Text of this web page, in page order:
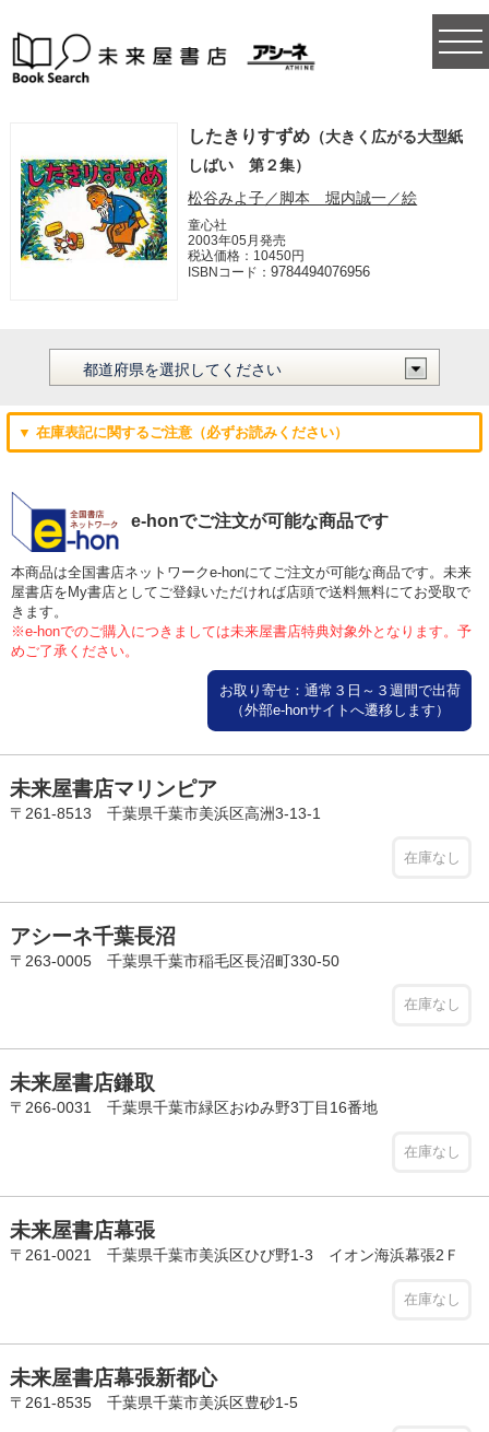
したきりすずめ （大きく広がる大型紙
しばい 第２集）
松谷みよ子／脚本 堀内誠一／絵
童心社
2003年05月発売
税込価格：10450円
ISBNコード：9784494076956
▼ 在庫表記に関するご注意（必ずお読みください）
e-honでご注文が可能な商品です
本商品は全国書店ネットワークe-honにてご注文が可能な商品です。未来
屋書店をMy書店としてご登録いただければ店頭で送料無料にてお受取で
きます。
※e-honでのご購入につきましては未来屋書店特典対象外となります。予
めご了承ください。
お取り寄せ：通常３日～３週間で出荷
（外部e-honサイトへ遷移します）
未来屋書店マリンピア
〒261-8513 千葉県千葉市美浜区高洲3-13-1
在庫なし
アシーネ千葉長沼
〒263-0005 千葉県千葉市稲毛区長沼町330-50
在庫なし
未来屋書店鎌取
〒266-0031 千葉県千葉市緑区おゆみ野3丁目16番地
在庫なし
未来屋書店幕張
〒261-0021 千葉県千葉市美浜区ひび野1-3 イオン海浜幕張2Ｆ
在庫なし
未来屋書店幕張新都心
〒261-8535 千葉県千葉市美浜区豊砂1-5